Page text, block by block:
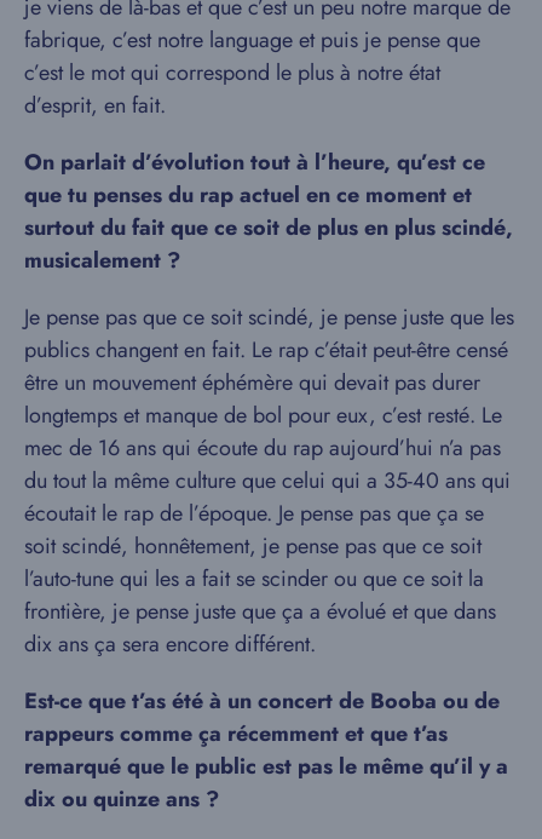
je viens de là-bas et que c’est un peu notre marque de
fabrique, c’est notre language et puis je pense que
c’est le mot qui correspond le plus à notre état
d’esprit, en fait.
On parlait d’évolution tout à l’heure, qu’est ce
que tu penses du rap actuel en ce moment et
surtout du fait que ce soit de plus en plus scindé,
musicalement ?
Je pense pas que ce soit scindé, je pense juste que les
publics changent en fait. Le rap c’était peut-être censé
être un mouvement éphémère qui devait pas durer
longtemps et manque de bol pour eux, c’est resté. Le
mec de 16 ans qui écoute du rap aujourd’hui n’a pas
du tout la même culture que celui qui a 35-40 ans qui
écoutait le rap de l’époque. Je pense pas que ça se
soit scindé, honnêtement, je pense pas que ce soit
l’auto-tune qui les a fait se scinder ou que ce soit la
frontière, je pense juste que ça a évolué et que dans
dix ans ça sera encore différent.
Est-ce que t’as été à un concert de Booba ou de
rappeurs comme ça récemment et que t’as
remarqué que le public est pas le même qu’il y a
dix ou quinze ans ?